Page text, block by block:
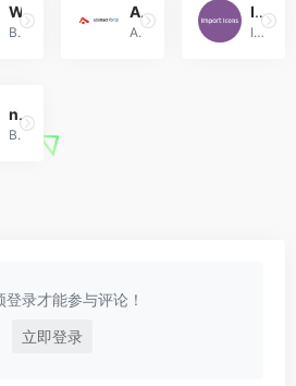
World Vector Logo
Brand logos free to download
Abstract Fonts
Abstract Fonts (13,866 free fonts)
IcoMoonApp
Icon Font, SVG, PDF & PNG Generator
negativespace
Beautiful, High-Resolution Free Stock Photos
登录才能参与评论！
立即登录